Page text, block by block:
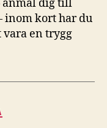
anmäl dig till
inom kort har du
en trygg